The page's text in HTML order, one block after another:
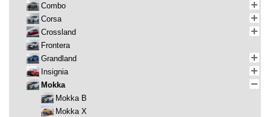
Combo
Corsa
Crossland
Frontera
Grandland
Insignia
Mokka
Mokka B
Mokka X